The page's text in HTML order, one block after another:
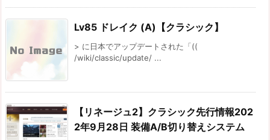
Lv85 ドレイク (A)【クラシック】
> に日本でアップデートされた「((
/wiki/classic/update/ ...
【リネージュ2】クラシック先行情報202
2年9月28日 装備A/B切り替えシステム